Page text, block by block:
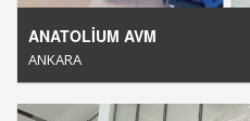
ANATOLİUM AVM
ANKARA